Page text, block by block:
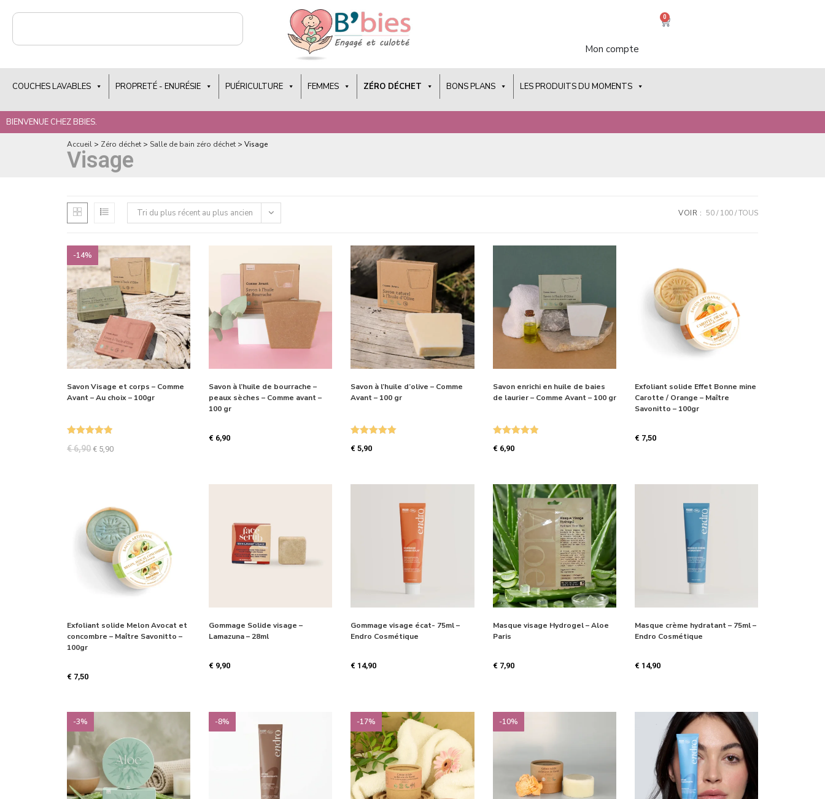
Mon compte
0
COUCHES LAVABLES PROPRETÉ - ENURÉSIE PUÉRICULTURE FEMMES ZÉRO DÉCHET BONS PLANS LES PRODUITS DU MOMENTS
BIENVENUE CHEZ BBIES.
Accueil > Zéro déchet > Salle de bain zéro déchet >Visage
Visage
Tri du plus récent au plus ancien VOIR : 50 100 TOUS
-14%
Savon Visage et corps – Comme
Avant – Au choix – 100gr
€6,90 € 5,90
Savon à l’huile de bourrache –
peaux sèches – Comme avant –
100 gr
€ 6,90
Savon à l’huile d’olive – Comme
Avant – 100 gr
€ 5,90
Savon enrichi en huile de baies
de laurier – Comme Avant – 100 gr
€ 6,90
Exfoliant solide Effet Bonne mine
Carotte / Orange – Maître
Savonitto – 100gr
€ 7,50
Exfoliant solide Melon Avocat et
concombre – Maître Savonitto –
100gr
€ 7,50
Gommage Solide visage –
Lamazuna – 28ml
€ 9,90
Gommage visage écat- 75ml –
Endro Cosmétique
€ 14,90
Masque visage Hydrogel – Aloe
Paris
€ 7,90
Masque crème hydratant – 75ml –
Endro Cosmétique
€ 14,90
-3% -8% -17% -10%